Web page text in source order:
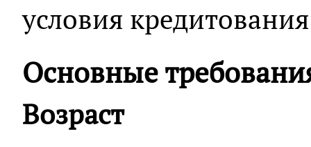
условия
Основные
Возраст